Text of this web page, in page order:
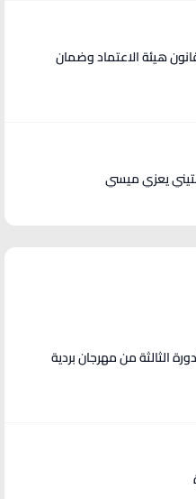
هيئة الاعتماد وضمان
الثالثة من مهرجان بردية